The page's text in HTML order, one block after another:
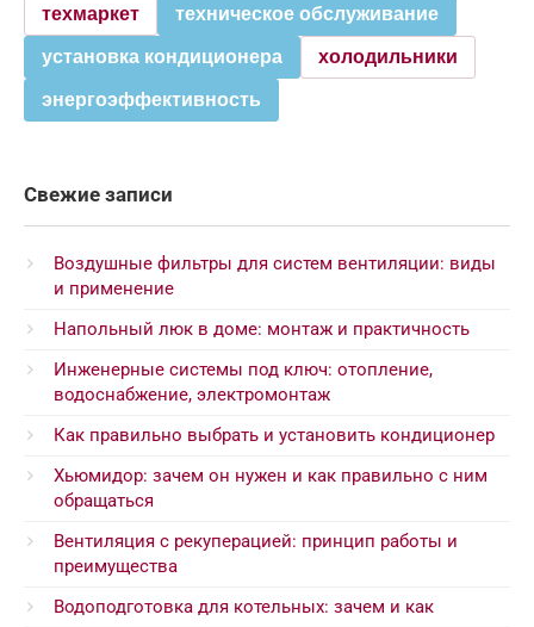
техмаркет техническое обслуживание
установка кондиционера холодильники
энергоэффективность
Свежие записи
Воздушные фильтры для систем вентиляции: виды
и применение
Напольный люк в доме: монтаж и практичность
Инженерные системы под ключ: отопление,
водоснабжение, электромонтаж
Как правильно выбрать и установить кондиционер
Хьюмидор: зачем он нужен и как правильно с ним
обращаться
Вентиляция с рекуперацией: принцип работы и
преимущества
Водоподготовка для котельных: зачем и как